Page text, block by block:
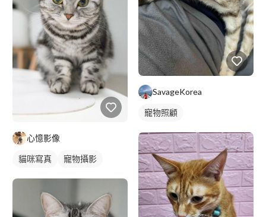
心憶影像
貓咪寫真 寵物攝影
SavageKorea
寵物照顧